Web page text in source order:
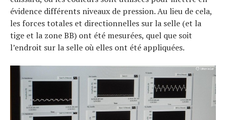
évidence différents niveaux de pression. Au lieu de cela,
les forces totales et directionnelles sur la selle (et la
tige et la zone BB) ont été mesurées, quel que soit
l’endroit sur la selle où elles ont été appliquées.